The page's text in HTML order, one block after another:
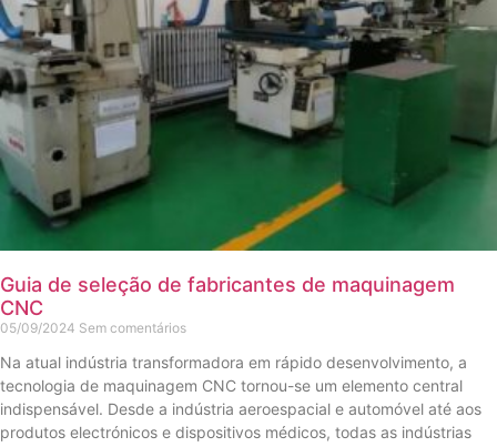
Guia de seleção de fabricantes de maquinagem
CNC
05/09/2024 Sem comentários
Na atual indústria transformadora em rápido desenvolvimento, a
tecnologia de maquinagem CNC tornou-se um elemento central
indispensável. Desde a indústria aeroespacial e automóvel até aos
produtos electrónicos e dispositivos médicos, todas as indústrias